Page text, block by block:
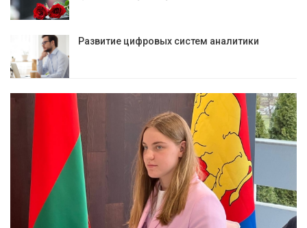
Развитие цифровых систем аналитики